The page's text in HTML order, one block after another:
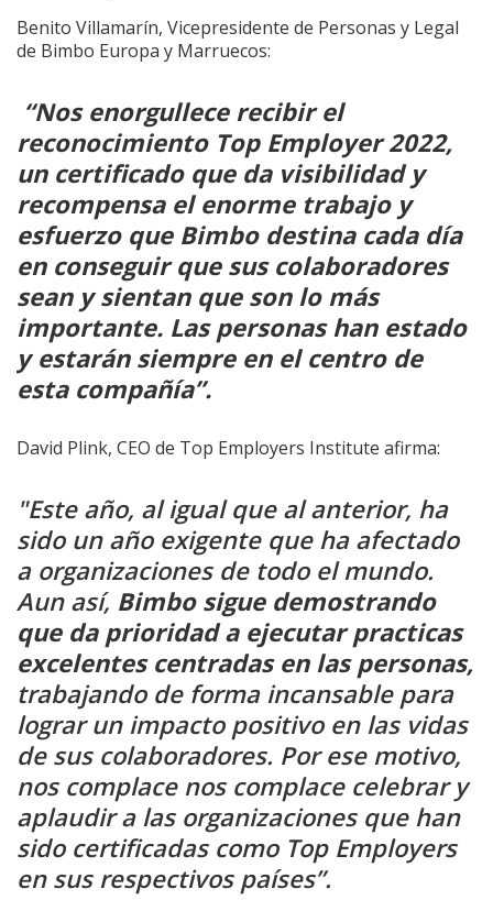
Benito Villamarín, Vicepresidente de Personas y Legal
de Bimbo Europa y Marruecos:
“Nos enorgullece recibir el
reconocimiento Top Employer 2022,
un certificado que da visibilidad y
recompensa el enorme trabajo y
esfuerzo que Bimbo destina cada día
en conseguir que sus colaboradores
sean y sientan que son lo más
importante. Las personas han estado
y estarán siempre en el centro de
esta compañía”.
David Plink, CEO de Top Employers Institute afirma:
"Este año, al igual que al anterior, ha
sido un año exigente que ha afectado
a organizaciones de todo el mundo.
Aun así, Bimbo sigue demostrando
que da prioridad a ejecutar practicas
excelentes centradas en las personas,
trabajando de forma incansable para
lograr un impacto positivo en las vidas
de sus colaboradores. Por ese motivo,
nos complace nos complace celebrar y
aplaudir a las organizaciones que han
sido certificadas como Top Employers
en sus respectivos países”.